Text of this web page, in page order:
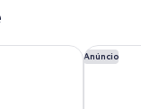
Anúncio
OKKO